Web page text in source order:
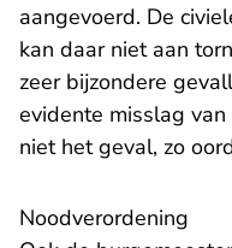
aangevoerd. De
kan daar niet aan
zeer bijzondere
evidente misslag
niet het geval, zo
Noodverordening